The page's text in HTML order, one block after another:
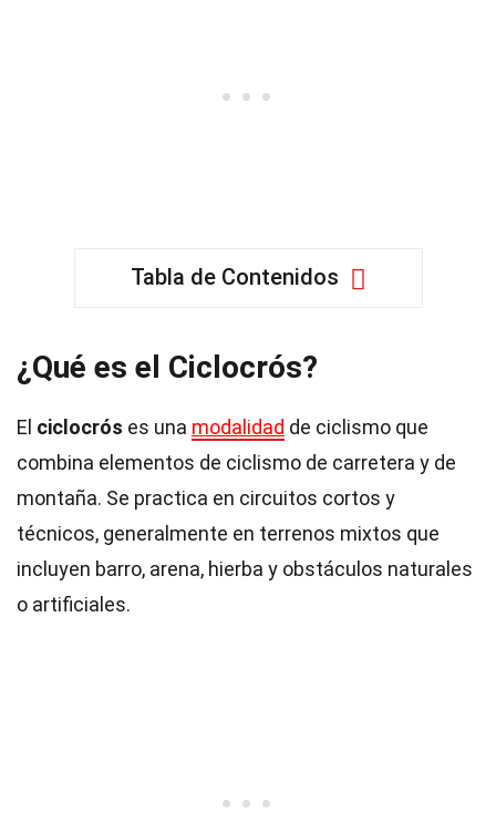
Tabla de Contenidos
¿Qué es el Ciclocrós?
El ciclocrós es una modalidad de ciclismo que
combina elementos de ciclismo de carretera y de
montaña. Se practica en circuitos cortos y
técnicos, generalmente en terrenos mixtos que
incluyen barro, arena, hierba y obstáculos naturales
o artificiales.